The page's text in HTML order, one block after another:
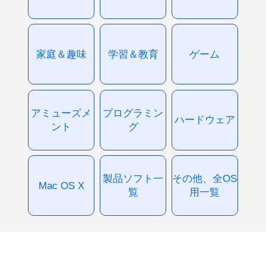
家庭＆趣味 学習＆教育 ゲーム
アミューズメ
ント
プログラミン
グ
ハードウェア
Mac OS X
製品ソフト一
覧
その他、全OS
用一覧